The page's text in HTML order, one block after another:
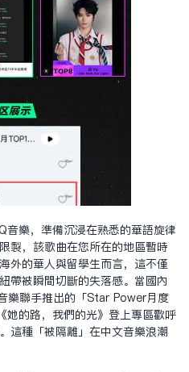
音樂，準備沉浸在熟悉的華語旋律
制，該歌曲在您所在的地區暫時
外的華人與留學生而言，這不僅
帶被瞬間切斷的失落感。當國內
樂聯手推出的「Star Power月度
她的路，我們的光》登上專區歡呼
這種「被隔離」在中文音樂浪潮